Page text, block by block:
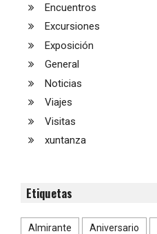
Encuentros
Excursiones
Exposición
General
Noticias
Viajes
Visitas
xuntanza
Etiquetas
Almirante Aniversario